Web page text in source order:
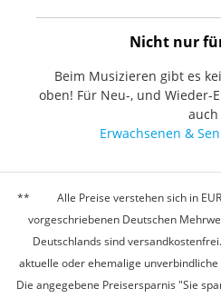
Nicht nur
Beim Musizieren gibt es
oben! Für Neu-, und Wieder-
auch
Erwachsenen &
Alle Preise verstehen sich in
vorgeschriebenen Deutschen
Deutschlands sind
aktuelle oder ehemalige
Die angegebene Preisersparnis "Sie